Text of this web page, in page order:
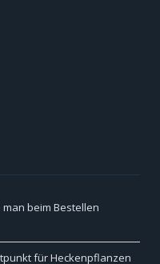
beim Bestellen
für Heckenpflanzen